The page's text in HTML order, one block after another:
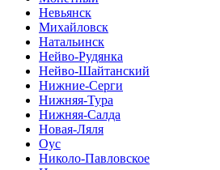
Невьянск
Михайловск
Натальинск
Нейво-Рудянка
Нейво-Шайтанский
Нижние-Серги
Нижняя-Тура
Нижняя-Салда
Новая-Ляля
Оус
Николо-Павловское